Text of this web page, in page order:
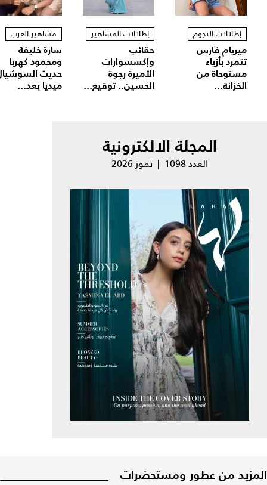
إطلالات النجوم
ميريام فارس
تتمرد بأزياء
مستوحاة من
الخزانة...
إطلالات المشاهير
حقائب
وإكسسوارات
الأميرة رجوة
الحسين.. توقيع...
مشاهير العرب
سارة خليفة
ومحمود كهربا
حديث
ميديا بعد...
المجلة الالكترونية
العدد 1098 | تموز 2026
المزيد من عطور ومستحضرات